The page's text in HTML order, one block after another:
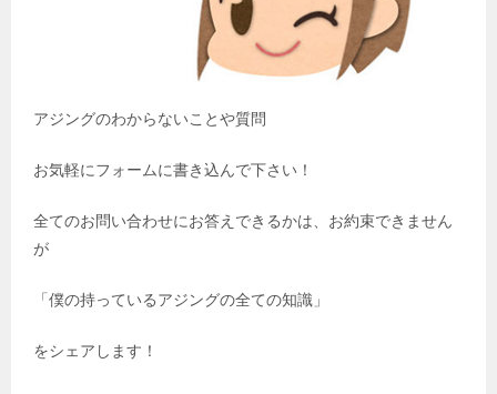
アジングのわからないことや質問
お気軽にフォームに書き込んで下さい！
全てのお問い合わせにお答えできるかは、お約束できません
が
「僕の持っているアジングの全ての知識」
をシェアします！